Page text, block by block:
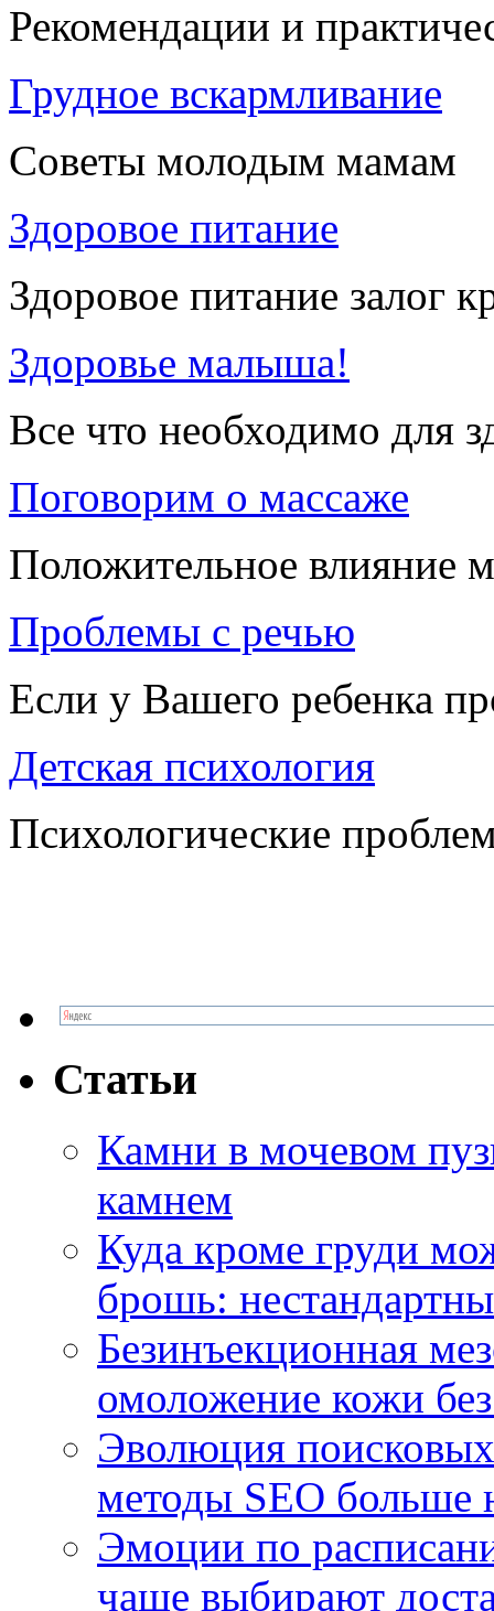
Рекомендации и
Грудное вскармливание
Советы молодым мамам
Здоровое питание
Здоровое питание залог
Здоровье малыша!
Все что необходимо для
Поговорим о массаже
Положительное влияние
Проблемы с речью
Если у Вашего ребенка
Детская психология
Психологические
Статьи
Камни в мочевом
камнем
Куда кроме груди
брошь:
Безинъекционная
омоложение кожи
Эволюция
методы SEO больше
Эмоции по
чаще выбирают